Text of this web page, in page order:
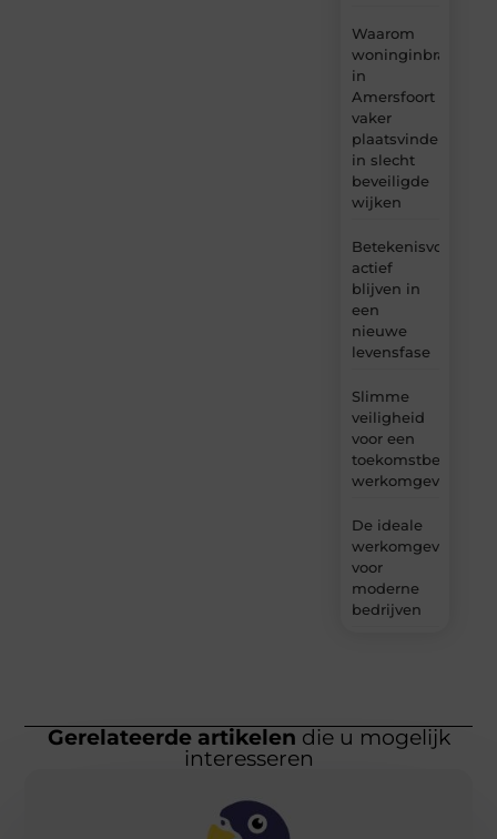
Waarom
woninginbraken
in
Amersfoort
vaker
plaatsvinden
in slecht
beveiligde
wijken
Betekenisvol
actief
blijven in
een
nieuwe
levensfase
Slimme
veiligheid
voor een
werkomgeving
De ideale
werkomgeving
voor
moderne
bedrijven
Gerelateerde artikelen die u mogelijk
interesseren